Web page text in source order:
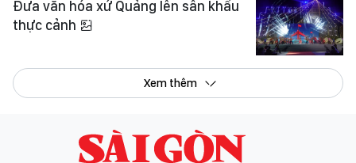
Đưa văn hóa xứ Quảng lên sân khấu
thực cảnh
Xem thêm